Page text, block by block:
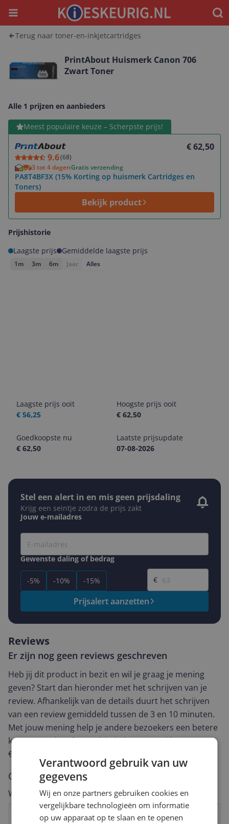
Menu
Terug naar toner-en-inkjetcartridges
PrintAbout Huismerk Canon 706
Zwart Toner
Alle 1 prijzen en aanbieders
Meest populaire keuze – Scherpste prijs!
9.6(68)
€ 62,50
3 tot 4 dagenGratis verzending
PA8T4BF3X (15% Korting op huismerk Cartridges en
Toners)
Bekijk product
Bekijk product
Prijshistorie
Laagste prijs
Gemiddelde laagste prijs
1m 3m 6m Jaar Alles
Laagste prijs ooit
€ 56,25
Hoogste prijs ooit
€ 62,50
Goedkoopste nu
€ 62,50
Laatste prijsupdate
07-08-2026
Stel een alert in en mis geen prijsdaling
Krijg een seintje zodra de prijs zakt
Jouw e-mailadres
Gewenste daling of bedrag
-5% -10% -15%
Gewenste prijs
€
Prijsalert aanzetten
Reviews
Er zijn nog geen reviews geschreven
Heb jij dit product in bezit en wil je graag je mening
geven? Start dan hieronder met het schrijven van je
review. Afhankelijk van de details duurt het schrijven
van een review gemiddeld tussen de 3 en 10 minuten.
Met jouw mening help je andere bezoekers een betere
keuze te maken én maak je iedere maand kans op
€250,-!
Cijfer
Welk cijfer geef jij dit product?
8
7
6
5
4
3
2
Verantwoord gebruik van uw
gegevens
Wij en onze partners gebruiken cookies en
vergelijkbare technologieën om informatie
op uw apparaat op te slaan en te openen